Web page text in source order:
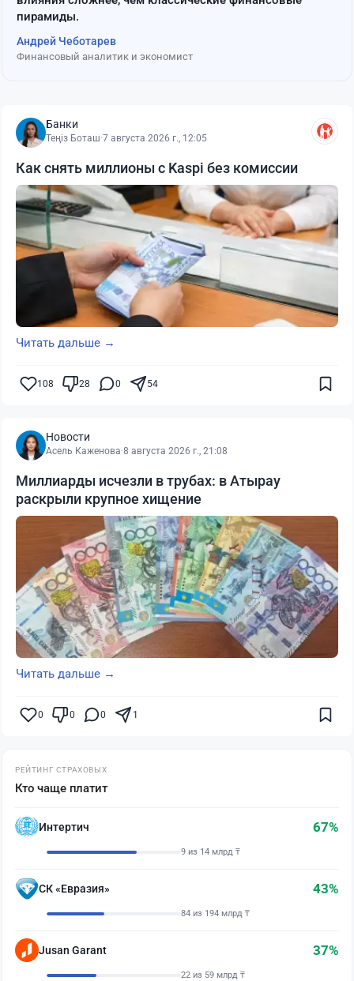
пирамиды.
Андрей Чеботарев
Финансовый аналитик и экономист
Банки
Теңіз Боташ·7 августа 2026 г., 12:05
Как снять миллионы с Kaspi без комиссии
Читать дальше →
108 28 0 54
Новости
Асель Каженова·8 августа 2026 г., 21:08
Миллиарды исчезли в трубах: в Атырау
раскрыли крупное хищение
Читать дальше →
0 0 0 1
РЕЙТИНГ СТРАХОВЫХ
Кто чаще платит
Интертич 67%
9 из 14 млрд ₸
СК «Евразия» 43%
84 из 194 млрд ₸
Jusan Garant 37%
22 из 59 млрд ₸